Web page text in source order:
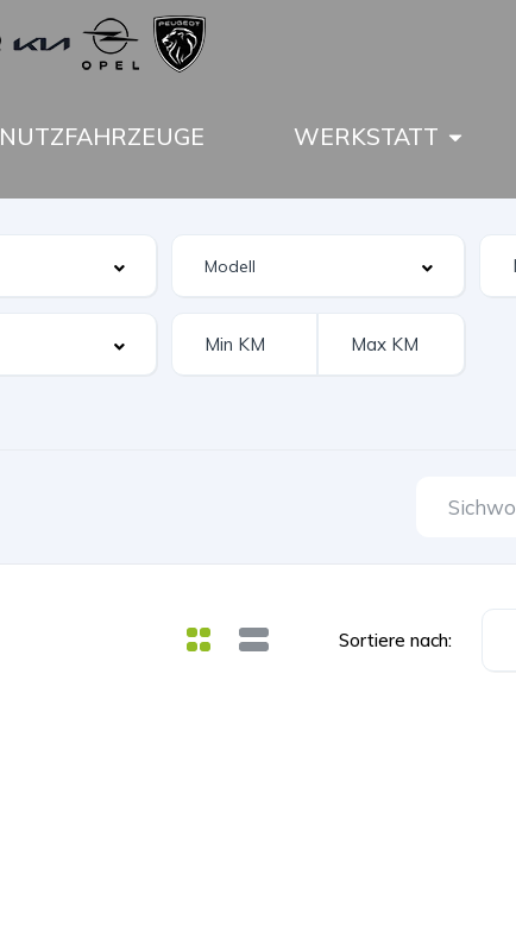
NUTZFAHRZEUGE WERKSTATT
Sortiere nach: